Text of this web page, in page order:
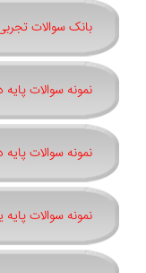
بانک سوالات
نمونه سوالات
نمونه سوالات
نمونه سوالات